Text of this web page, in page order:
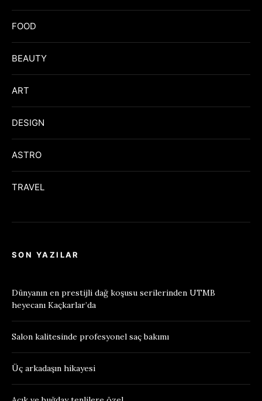
FOOD
BEAUTY
ART
DESIGN
ASTRO
TRAVEL
SON YAZILAR
Dünyanın en prestijli dağ koşusu serilerinden UTMB
heyecanı Kaçkarlar’da
Salon kalitesinde profesyonel saç bakımı
Üç arkadaşın hikayesi